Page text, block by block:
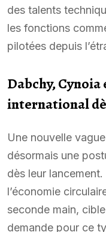
des talents
les fonctions
pilotées depuis
Dabchy,
international
Une nouvelle
désormais une
dès leur
l’économie
seconde main,
demande pour ce